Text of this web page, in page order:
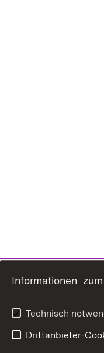
Informationen
Technisch
Drittanbieter-